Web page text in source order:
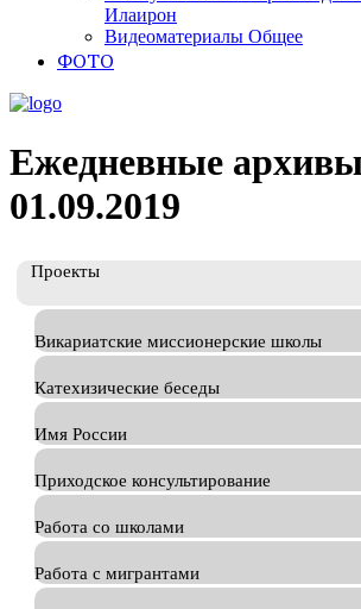
Илаирон
Видеоматериалы Общее
ФОТО
Ежедневные
01.09.2019
Проекты
Викариатские миссионерские школы
Катехизические беседы
Имя России
Приходское консультирование
Работа со школами
Работа с мигрантами